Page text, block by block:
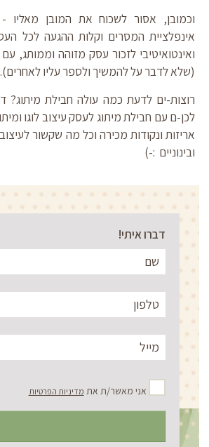
דברו איתי!
אני מאשר/ת את מדיניות הפרטיות
וכמובן, אסור לשכוח את המובן
אינפלציית המסרים וקלות ההגעה לכל
ואינטואיטיבי לזכור עסק מזוהה וממותג,
(שלא לדבר על להמשיך ולספר עליו לאחרים).
רוצות-ים לדעת כמה עולה חבילת מיתוג?
לכן-ם עם חבילת מיתוג לעסק עיצוב לוגו
אריזות ונקודות מכירה וכל מה שקשור
ובינוניים :-)